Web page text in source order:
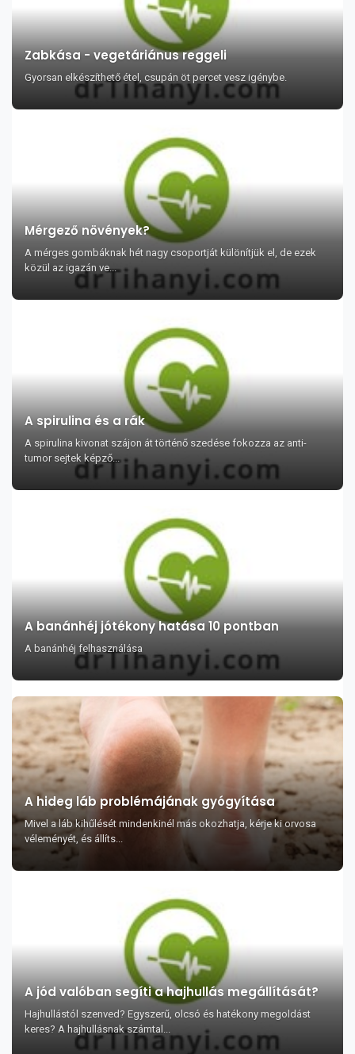
Zabkása - vegetáriánus reggeli
Gyorsan elkészíthető étel, csupán öt percet vesz igénybe.
Mérgező növények?
A mérges gombáknak hét nagy csoportját különítjük el, de ezek
közül az igazán ve...
A spirulina és a rák
A spirulina kivonat szájon át történő szedése fokozza az anti-
tumor sejtek képző...
A banánhéj jótékony hatása 10 pontban
A banánhéj felhasználása
A hideg láb problémájának gyógyítása
Mivel a láb kihűlését mindenkinél más okozhatja, kérje ki orvosa
véleményét, és állíts...
A jód valóban segíti a hajhullás megállítását?
Hajhullástól szenved? Egyszerű, olcsó és hatékony megoldást
keres? A hajhullásnak számtal...